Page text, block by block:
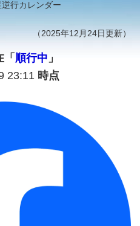
（2025年12月24日更新）
順行中 」
23:11時点